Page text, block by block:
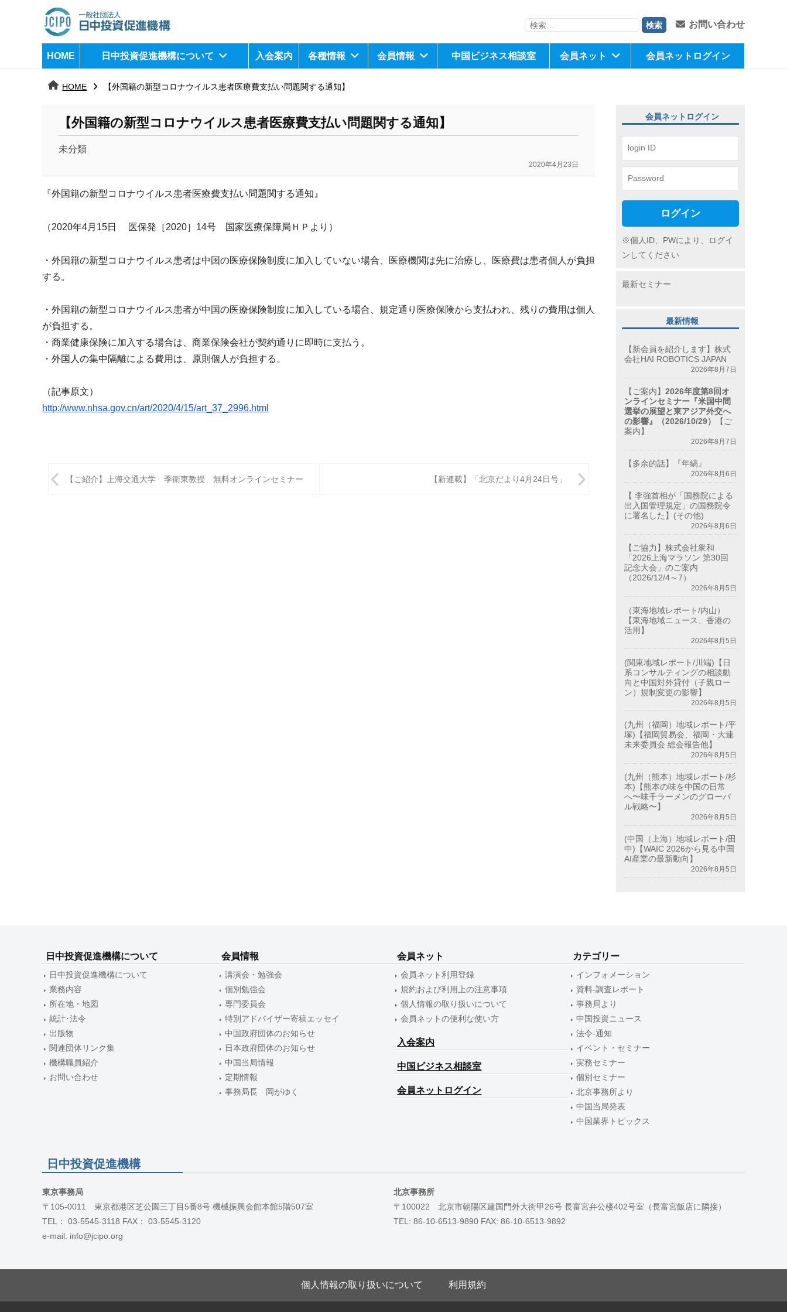
日
中
進
機
構
j
検
お問い合わせ
HOME 日中投資促進機構について 入会案内 各種情報 会員情報 中国ビジネス相談室 会員ネット 会員ネットログイン
HOME 【外国籍の新型コロナウイルス患者医療費支払い問題関する通知】
【外国籍の新型コロナウイルス患者医療費支払い問題関する通知】
未分類
2020年4月23日
k
n
m
i
『外国籍の新型コロナウイルス患者医療費支払い問題関する通知』
（2020年4月 15日 医保発［2020］14号 国家医療保障局ＨＰより）
・ 外国籍の新型コロナウイルス患者は中国の医療保険制度に加入していない場合、医療機関は先に治療し、
医療費は患者個人が負担
する。
・ 外国籍の新型コロナウイルス患者が中国の医療保険制度に加入している場合、規定通り医療保険から支払われ、 残りの費用は個人
が負担する。
・商業健康保険に加入する場合は、 商業保険会社が契約通りに即時に支払う。
・外国人の集中隔離による費用は、原則個人が負担する。
（記事原文）
http://www.nhsa.gov.cn/art/2020/4/15/art_37_2996.html
投
【ご紹介】上海交通大学 季衛東教授 無料オンラインセミナー 【新連載】「北京だより4月24日号」
会員ネットログイン
ログイン
※個人ID、PWにより、ログイ
ンしてください
最新セミナー
最新情報
【新会員を紹介します】株式
会社HAI ROBOTICS JAPAN
2026年8月7日
【ご案内】2026年度第8回オ
ンラインセミナー『米国中間
選挙の展望と東アジア外交へ
の影響』（2026/10/29）
【ご
案内】
2026年8月7日
【多余的話】『年縞』
2026年8月6日
【 李強首相が「国務院による
出入国管理規定」の国務院令
に署名した】(その他)
2026年8月6日
【ご協力】株式会社衆和
「2026上海マラソン 第30回
記念大会」のご案内
（2026/12/4～7）
2026年8月5日
（東海地域レポート/内山）
【東海地域ニュース、香港の
活用】
2026年8月5日
(関東地域レポート/川端)【日
系コンサルティングの相談動
向と中国対外貸付（子親ロー
ン）規制変更の影響】
2026年8月5日
(九州（福岡）地域レポート/平
塚)【福岡貿易会、福岡・大連
未来委員会 総会報告他】
2026年8月5日
(九州（熊本）地域レポート/杉
本)【熊本の味を中国の日常
へ〜味千ラーメンのグローバ
ル戦略〜】
2026年8月5日
(中国（上海）地域レポート/田
中)【WAIC 2026から見る中国
AI産業の最新動向】
2026年8月5日
日中投資促進機構について
日中投資促進機構について
業務内容
所在地・地図
統計･法令
出版物
関連団体リンク集
機構職員紹介
お問い合わせ
会員情報
講演会・勉強会
個別勉強会
専門委員会
特別アドバイザー寄稿エッセイ
中国政府団体のお知らせ
日本政府団体のお知らせ
中国当局情報
定期情報
事務局長 岡がゆく
会員ネット
会員ネット利用登録
規約および利用上の注意事項
個人情報の取り扱いについて
会員ネットの便利な使い方
入会案内
中国ビジネス相談室
会員ネットログイン
カテゴリー
インフォメーション
資料-調査レポート
事務局より
中国投資ニュース
法令-通知
イベント・セミナー
実務セミナー
個別セミナー
北京事務所より
中国当局発表
中国業界トピックス
日中投資促進機構
東京事務局
〒105-0011 東京都港区芝公園三丁目5番8号 機械振興会館本館5階507室
TEL： 03-5545-3118 FAX： 03-5545-3120
e-mail: info@jcipo.org
北京事務所
〒100022 北京市朝陽区建国門外大街甲26号 長富宮弁公楼402号室（長富宮飯店に隣接）
TEL: 86-10-6513-9890 FAX: 86-10-6513-9892
個人情報の取り扱いについて 利用規約